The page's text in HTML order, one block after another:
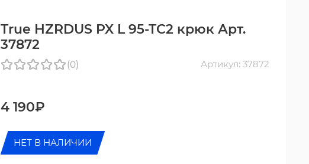
True HZRDUS PX L 95-TC2 крюк Арт.
37872
(0) Артикул: 37872
4 190₽
НЕТ В НАЛИЧИИ